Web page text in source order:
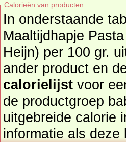
Calorieën van producten
In onderstaande
Maaltijdhapje
Heijn) per 100 gr. uit
ander product en
calorielijst voor een
de productgroep
uitgebreide calorie
informatie als deze